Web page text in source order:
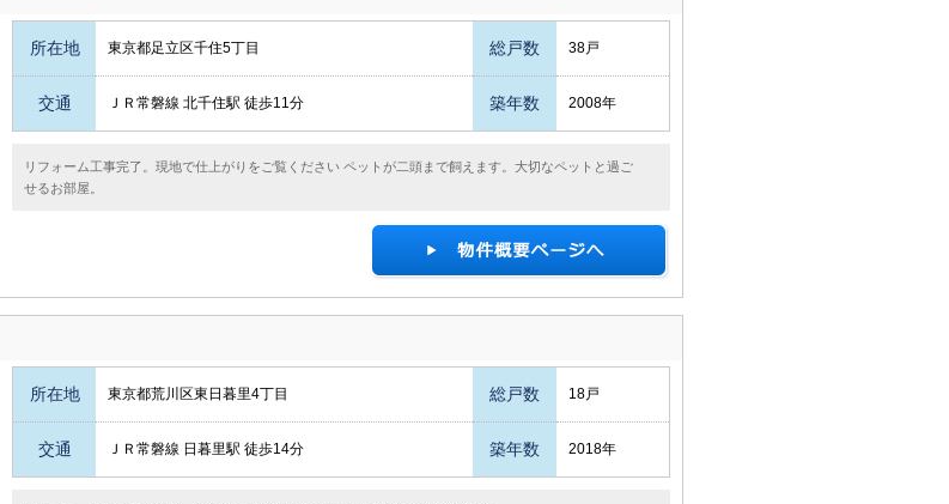
所在地 東京都足立区千住5丁目 総戸数 38戸
交通 ＪＲ常磐線 北千住駅 徒歩11分 築年数 2008年
リフォーム工事完了。現地で仕上がりをご覧ください ペットが二頭まで飼えます。大切なペットと過ご
せるお部屋。
所在地 東京都荒川区東日暮里4丁目 総戸数 18戸
交通 ＪＲ常磐線 日暮里駅 徒歩14分 築年数 2018年